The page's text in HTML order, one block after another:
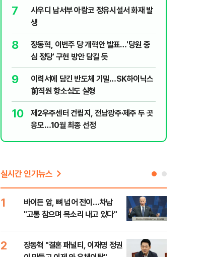
2
소주 2~3잔 마시고 운전한 택시기사 무
죄…혈중알코올농도 0.03%
3
나흘 만에 3800명…SK하이닉스, 3개 노
조 묶는 통합노조 추진
4
"X돌았네" 김희철도 화낸 '뒤집힌 태극
기'…인천시 결국 현수막 철거
5
'폐버스 청년주택' 황희에 분노 "더위 먹었
냐, 네 자식이랑 살아라"
실시간 인기뉴스
1
바이든 암, 뼈 넘어 전이…차남
"고통 참으며 목소리 내고 있다"
2
장동혁 "결혼 패널티, 이재명 정권